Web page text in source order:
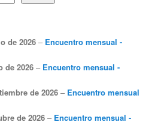
de 2026 – Encuentro mensual -
de 2026 – Encuentro mensual -
de 2026 – Encuentro mensual
de 2026 – Encuentro mensual -